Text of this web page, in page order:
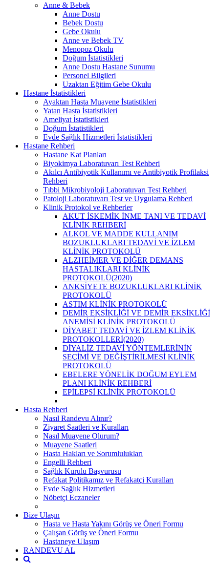
Anne & Bebek
Anne Dostu
Bebek Dostu
Gebe Okulu
Anne ve Bebek TV
Menopoz Okulu
Doğum İstatistikleri
Anne Dostu Hastane Sunumu
Personel Bilgileri
Uzaktan Eğitim Gebe Okulu
Hastane İstatistikleri
Ayaktan Hasta Muayene İstatistikleri
Yatan Hasta İstatistikleri
Ameliyat İstatistikleri
Doğum İstatistikleri
Evde Sağlık Hizmetleri İstatistikleri
Hastane Rehberi
Hastane Kat Planları
Biyokimya Laboratuvarı Test Rehberi
Akılcı Antibiyotik Kullanımı ve Antibiyotik Profilaksi
Rehberi
Tıbbi Mikrobiyoloji Laboratuvarı Test Rehberi
Patoloji Laboratuvarı Test ve Uygulama Rehberi
Klinik Protokol ve Rehberler
AKUT İSKEMİK İNME TANI VE TEDAVİ
KLİNİK REHBERİ
ALKOL VE MADDE KULLANIM
BOZUKLUKLARI TEDAVİ VE İZLEM
KLİNİK PROTOKOLÜ
ALZHEİMER VE DİĞER DEMANS
HASTALIKLARI KLİNİK
PROTOKOLÜ(2020)
ANKSİYETE BOZUKLUKLARI KLİNİK
PROTOKOLÜ
ASTIM KLİNİK PROTOKOLÜ
DEMİR EKSİKLİĞİ VE DEMİR EKSİKLİĞİ
ANEMİSİ KLİNİK PROTOKOLÜ
DİYABET TEDAVİ VE İZLEM KLİNİK
PROTOKOLLERİ(2020)
DİYALİZ TEDAVİ YÖNTEMLERİNİN
SEÇİMİ VE DEĞİŞTİRİLMESİ KLİNİK
PROTOKOLÜ
EBELERE YÖNELİK DOĞUM EYLEM
PLANI KLİNİK REHBERİ
EPİLEPSİ KLİNİK PROTOKOLÜ
Hasta Rehberi
Nasıl Randevu Alınır?
Ziyaret Saatleri ve Kuralları
Nasıl Muayene Olurum?
Muayene Saatleri
Hasta Hakları ve Sorumlulukları
Engelli Rehberi
Sağlık Kurulu Başvurusu
Refakat Politikamız ve Refakatçi Kuralları
Evde Sağlık Hizmetleri
Nöbetçi Eczaneler
Bize Ulaşın
Hasta ve Hasta Yakını Görüş ve Öneri Formu
Çalışan Görüş ve Öneri Formu
Hastaneye Ulaşım
RANDEVU AL